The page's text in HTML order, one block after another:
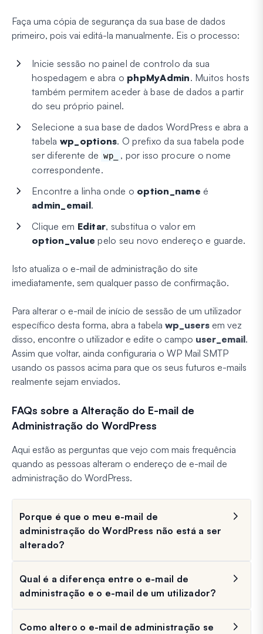
Faça uma cópia de segurança da sua base de dados
primeiro, pois vai editá-la manualmente. Eis o processo:
Inicie sessão no painel de controlo da sua
hospedagem e abra o phpMyAdmin. Muitos hosts
também permitem aceder à base de dados a partir
do seu próprio painel.
Selecione a sua base de dados WordPress e abra a
tabela wp_options. O prefixo da sua tabela pode
ser diferente de wp_
, por isso procure o nome
correspondente.
Encontre a linha onde o option_name é
admin_email.
Clique em Editar, substitua o valor em
option_value pelo seu novo endereço e guarde.
Isto atualiza o e-mail de administração do site
imediatamente, sem qualquer passo de confirmação.
Para alterar o e-mail de início de sessão de um utilizador
específico desta forma, abra a tabela wp_users em vez
disso, encontre o utilizador e edite o campo user_email.
Assim que voltar, ainda configuraria o WP Mail SMTP
usando os passos acima para que os seus futuros e-mails
realmente sejam enviados.
FAQs sobre a Alteração do E-mail de
Administração do WordPress
Aqui estão as perguntas que vejo com mais frequência
quando as pessoas alteram o endereço de e-mail de
administração do WordPress.
Porque é que o meu e-mail de
administração do WordPress não está a ser
alterado?
Qual é a diferença entre o e-mail de
administração e o e-mail de um utilizador?
Como altero o e-mail de administração se